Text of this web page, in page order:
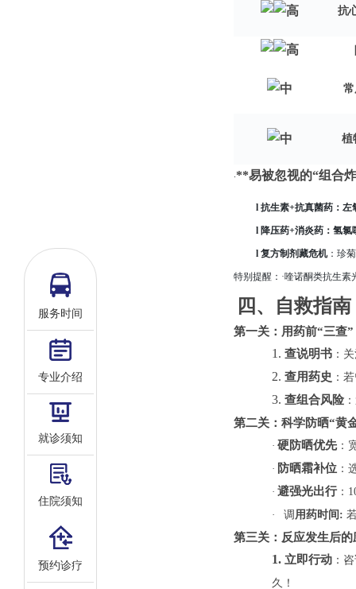
高 抗
高
中
中 植
· **易被忽视的“组合
l 抗生素+抗真菌药： 左
l 降压药+消炎药： 氢氯
l 复方制剂藏危机： 珍
特别提醒 ：·喹诺酮类抗生
四 、自救指
第一关：用药前“三查”
1. 查说明书：关
2. 查用药史 ：
3. 查组合风险
第二关：科学防晒“黄
· 硬防晒优先：
· 防晒霜补位：
· 避强光出行：
·
调 用药时间 :
第三关：反应发生后的
1. 立即行动：
久！
服务时间
专业介绍
就诊须知
住院须知
预约诊疗